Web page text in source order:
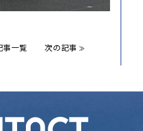
事一覧 次の記事 ≫